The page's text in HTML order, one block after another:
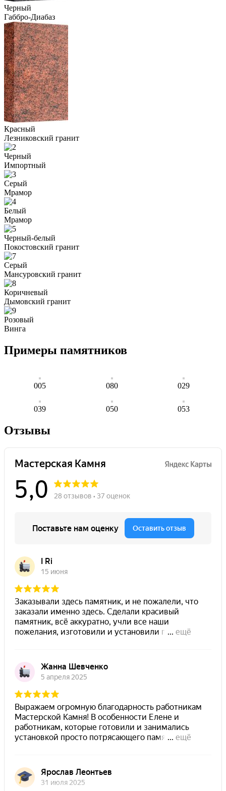
Черный
Габбро-Диабаз
Красный
Лезниковский гранит
Черный
Импортный
Серый
Мрамор
Белый
Мрамор
Черный-белый
Покостовский гранит
Серый
Мансуровский гранит
Коричневый
Дымовский гранит
Розовый
Винга
Примеры памятников
005 080 029
039 050 053
Отзывы